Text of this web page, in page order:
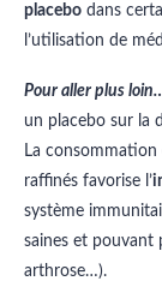
placebo dans
l’utilisation de
Pour aller plus
un placebo sur la
La
raffinés favorise l’
système
saines et pouvant
arthrose…).